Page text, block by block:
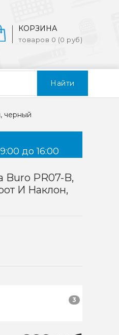
Найти
КОРЗИНА
товаров 0 (0 руб)
черный
до 16:00
PR07-B,
И Наклон,
3